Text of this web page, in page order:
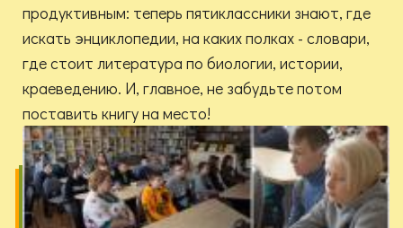
продуктивным: теперь пятиклассники знают, где
искать энциклопедии, на каких полках - словари,
где стоит литература по биологии, истории,
краеведению. И, главное, не забудьте потом
поставить книгу на место!